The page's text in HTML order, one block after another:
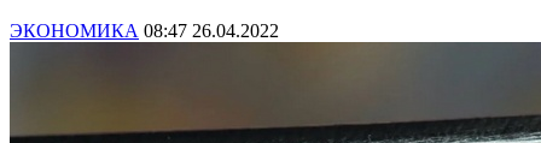
ЭКОНОМИКА 08:47 26.04.2022